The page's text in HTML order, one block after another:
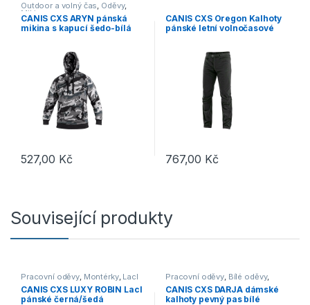
Outdoor a volný čas, Oděvy,
Mikiny
CANIS CXS ARYN pánská
mikina s kapucí šedo-bílá
527,00 Kč
Tento produkt má více variant. Možnosti lze vybrat na stránce
CANIS CXS Oregon Kalhoty
pánské letní volnočasové
767,00 Kč
Související produkty
Pracovní oděvy, Montérky, Lacl
CANIS CXS LUXY ROBIN Lacl
pánské černá/šedá
Pracovní oděvy, Bílé oděvy,
Kalhoty
CANIS CXS DARJA dámské
kalhoty pevný pas bílé